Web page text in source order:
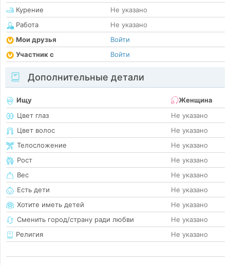
Курение
Не указано
Работа
Не указано
Мои друзья
Войти
Участник с
Войти
Дополнительные детали
Ищу
Женщина
Цвет глаз
Не указано
Цвет волос
Не указано
Телосложение
Не указано
Рост
Не указано
Вес
Не указано
Есть дети
Не указано
Хотите иметь детей
Не указано
Сменить город/страну ради любви
Не указано
Религия
Не указано